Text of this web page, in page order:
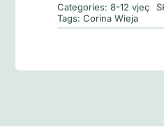
1
Categories:8-12 vjeç
Tags:Corina Wieja